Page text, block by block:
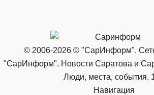
© 2006-2026 © "СарИнформ".
"СарИнформ". Новости Саратова и
Люди, места, события.
Навигация